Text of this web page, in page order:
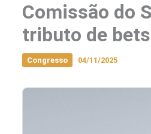
Comissão do
tributo de
Congresso 04/11/2025